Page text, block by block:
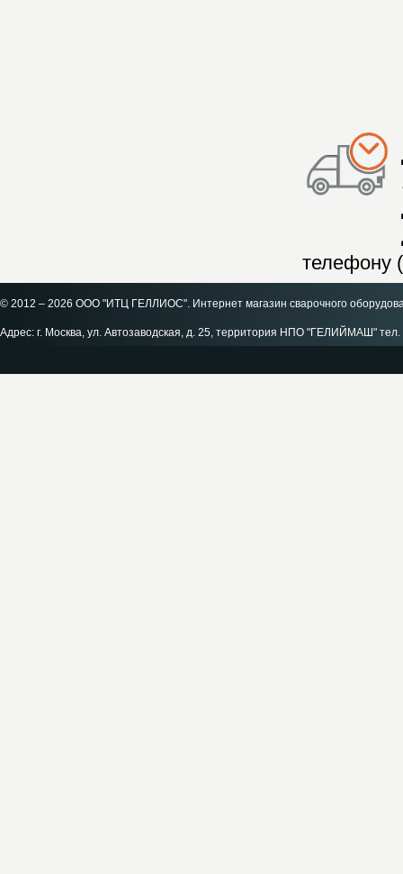
телефону
© 2012 – 2026 ООО "ИТЦ ГЕЛЛИОС". Интернет магазин сварочного
Адрес: г. Москва, ул. Автозаводская, д. 25, территория НПО "ГЕЛИЙМАШ"